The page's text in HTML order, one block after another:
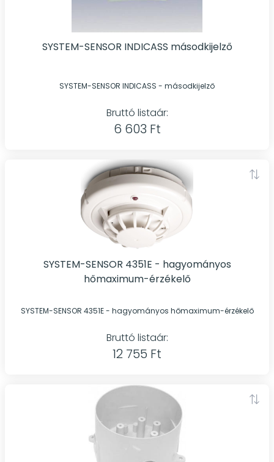
SYSTEM-SENSOR INDICASS másodkijelző
SYSTEM-SENSOR INDICASS - másodkijelző
Bruttó listaár:
6 603 Ft
SYSTEM-SENSOR 4351E - hagyományos
hőmaximum-érzékelő
SYSTEM-SENSOR 4351E - hagyományos hőmaximum-érzékelő
Bruttó listaár:
12 755 Ft